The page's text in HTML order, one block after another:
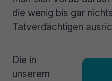
die wenig bis gar
Tatverdächtigen
Die in
unserem